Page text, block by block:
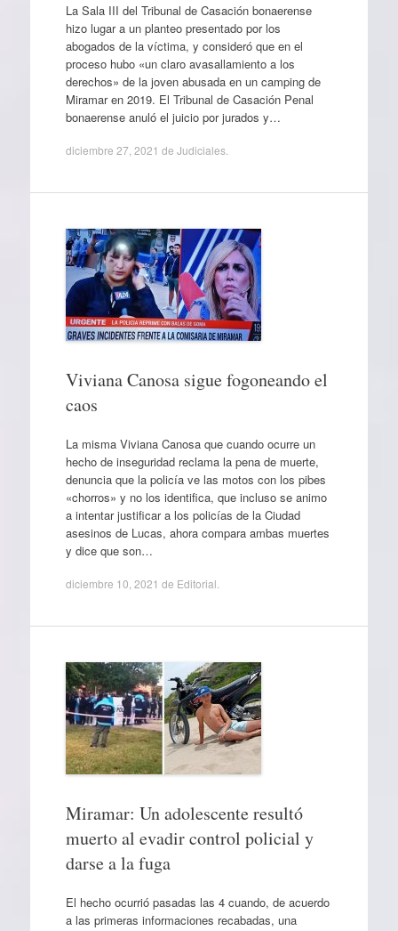
La Sala III del Tribunal de Casación bonaerense
hizo lugar a un planteo presentado por los
abogados de la víctima, y consideró que en el
proceso hubo «un claro avasallamiento a los
derechos» de la joven abusada en un camping de
Miramar en 2019. El Tribunal de Casación Penal
bonaerense anuló el juicio por jurados y…
diciembre 27, 2021 de Judiciales.
Viviana Canosa sigue fogoneando el
caos
La misma Viviana Canosa que cuando ocurre un
hecho de inseguridad reclama la pena de muerte,
denuncia que la policía ve las motos con los pibes
«chorros» y no los identifica, que incluso se animo
a intentar justificar a los policías de la Ciudad
asesinos de Lucas, ahora compara ambas muertes
y dice que son…
diciembre 10, 2021 de Editorial
Miramar: Un adolescente resultó
muerto al evadir control policial y
darse a la fuga
El hecho ocurrió pasadas las 4 cuando, de acuerdo
a las primeras informaciones recabadas, una